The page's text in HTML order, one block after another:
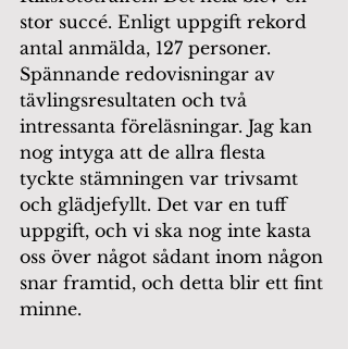
stor succé. Enligt uppgift rekord
antal anmälda, 127 personer.
Spännande redovisningar av
tävlingsresultaten och två
intressanta föreläsningar. Jag kan
nog intyga att de allra flesta
tyckte stämningen var trivsamt
och glädjefyllt. Det var en tuff
uppgift, och vi ska nog inte kasta
oss över något sådant inom någon
snar framtid, och detta blir ett fint
minne.